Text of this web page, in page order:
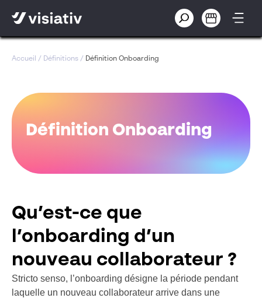
Accueil / Définitions / Définition Onboarding
Définition Onboarding
Qu’est-ce que
l’onboarding d’un
nouveau collaborateur ?
Stricto senso, l’onboarding désigne la période pendant
laquelle un nouveau collaborateur arrive dans une